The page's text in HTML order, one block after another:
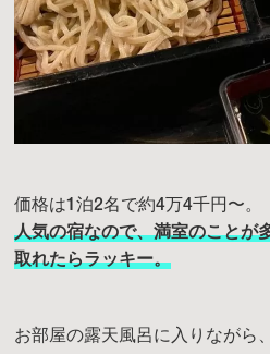
価格は1泊2名で約4万4千円〜。
人気の宿なので、満室のことが
取れたらラッキー。
お部屋の露天風呂に入りながら